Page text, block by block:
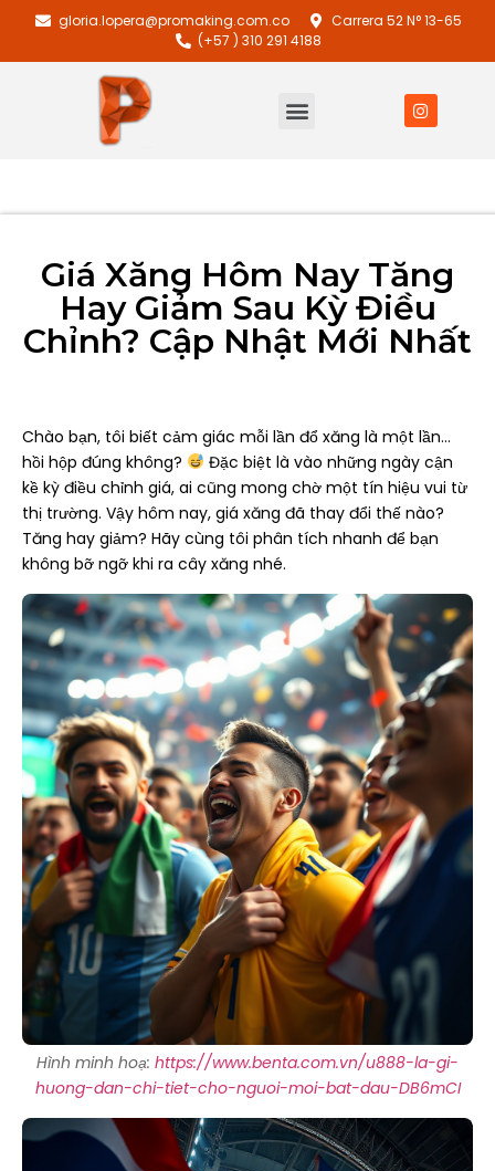
gloria.lopera@promaking.com.co
Carrera 52 N° 13-65
(+57 ) 310 291 4188
Giá Xăng Hôm Nay Tăng
Hay Giảm Sau Kỳ Điều
Chỉnh? Cập Nhật Mới Nhất
Chào bạn, tôi biết cảm giác mỗi lần đổ xăng là một lần…
hồi hộp đúng không?
Đặc biệt là vào những ngày cận
kề kỳ điều chỉnh giá, ai cũng mong chờ một tín hiệu vui từ
thị trường. Vậy hôm nay, giá xăng đã thay đổi thế nào?
Tăng hay giảm? Hãy cùng tôi phân tích nhanh để bạn
không bỡ ngỡ khi ra cây xăng nhé.
Hình minh hoạ: https://www.benta.com.vn/u888-la-gi-
huong-dan-chi-tiet-cho-nguoi-moi-bat-dau-DB6mCI